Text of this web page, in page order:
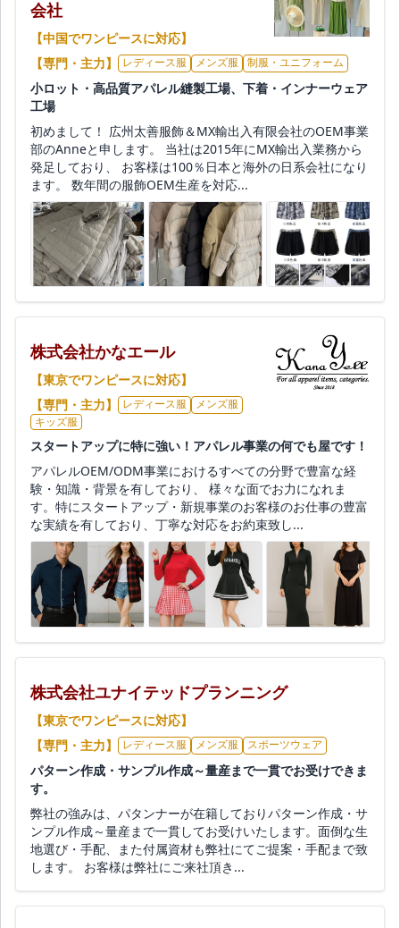
会社
【中国でワンピースに対応】
【専門・主力】
レディース服 メンズ服 制服・ユニフォーム
小ロット・高品質アパレル縫製工場、下着・インナーウェア
工場
初めまして！ 広州太善服飾＆MX輸出入有限会社のOEM事業
部のAnneと申します。 当社は2015年にMX輸出入業務から
発足しており、 お客様は100％日本と海外の日系会社になり
ます。 数年間の服飾OEM生産を対応...
株式会社かなエール
【東京でワンピースに対応】
【専門・主力】
レディース服
メンズ服
キッズ服
スタートアップに特に強い！アパレル事業の何でも屋です！
アパレルOEM/ODM事業におけるすべての分野で豊富な経
験・知識・背景を有しており、 様々な面でお力になれま
す。特にスタートアップ・新規事業のお客様のお仕事の豊富
な実績を有しており、丁寧な対応をお約束致し...
株式会社ユナイテッドプランニング
【東京でワンピースに対応】
【専門・主力】
レディース服 メンズ服 スポーツウェア
パターン作成・サンプル作成～量産まで一貫でお受けできま
す。
弊社の強みは、パタンナーが在籍しておりパターン作成・サ
ンプル作成～量産まで一貫してお受けいたします。面倒な生
地選び・手配、また付属資材も弊社にてご提案・手配まで致
します。 お客様は弊社にご来社頂き...